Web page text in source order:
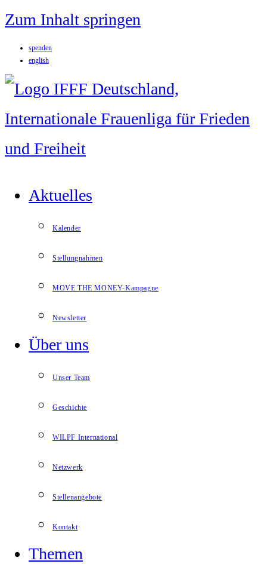
Zum Inhalt springen
spenden
english
Aktuelles
Kalender
Stellungnahmen
MOVE THE MONEY-Kampagne
Newsletter
Über uns
Unser Team
Geschichte
WILPF International
Netzwerk
Stellenangebote
Kontakt
Themen